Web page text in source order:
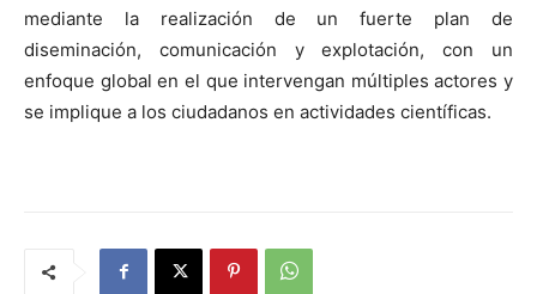
mediante la realización de un fuerte plan de
diseminación, comunicación y explotación, con un
enfoque global en el que intervengan múltiples actores y
se implique a los ciudadanos en actividades científicas.